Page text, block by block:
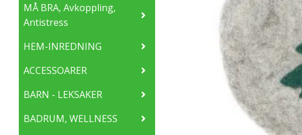
MÅ BRA, Avkoppling,
Antistress
HEM-INREDNING
ACCESSOARER
BARN - LEKSAKER
BADRUM, WELLNESS